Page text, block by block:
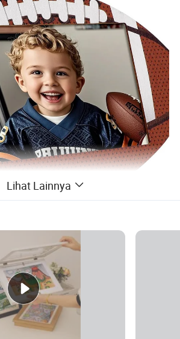
Lihat Lainnya